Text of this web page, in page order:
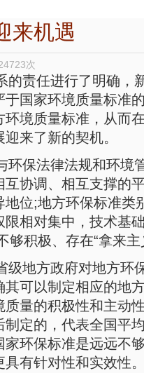
来机遇
次
责任进行了明确，
国家环境质量标准
境质量标准，从而
来了新的契机。
保法律法规和环境
协调、相互支撑的
位;地方环保标准类
相对集中，技术基
积极、存在“拿来主
地方政府对地方环
可以制定相应的地
量的积极性和主动
定的，代表全国平
环保标准是远远不
有针对性和实效性